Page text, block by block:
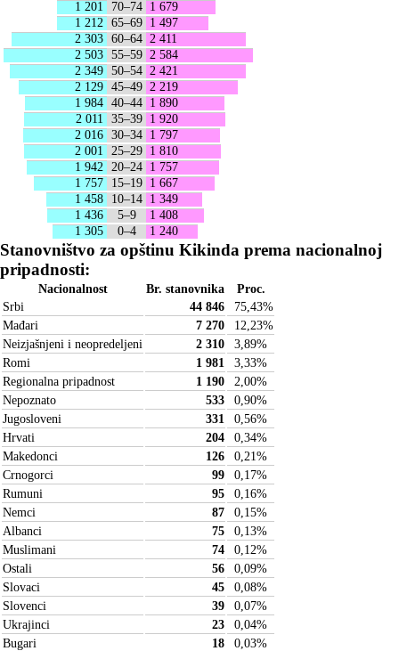
1 201
70–74
1 679
1 212
65–69
1 497
2 303 60–64
2 411
2 503 55–59
2 584
2 349 50–54
2 421
2 129 45–49
2 219
1 984 40–44
1 890
2 011
35–39
1 920
2 016 30–34
1 797
2 001
25–29
1 810
1 942
20–24
1 757
1 757
15–19
1 667
1 458
10–14
1 349
1 436
5–9
1 408
1 305
0–4 1 240
Stanovništvo za opštinu Kikinda prema nacionalnoj
pripadnosti:
Nacionalnost Br. stanovnika
Proc.
Srbi
44 846 75,43%
Mađari
7 270 12,23%
Neizjašnjeni i neopredeljeni
2 310 3,89%
Romi
1 981 3,33%
Regionalna pripadnost
1 190 2,00%
Nepoznato
533 0,90%
Jugosloveni
331 0,56%
Hrvati
204 0,34%
Makedonci
126 0,21 %
Crnogorci
99 0,17%
Rumuni
95 0,16%
Nemci
87 0,15%
Albanci
75 0,13%
Muslimani
74 0,12%
Ostali
56 0,09%
Slovaci
45 0,08%
Slovenci
39 0,07%
Ukrajinci
23 0,04%
Bugari
18 0,03%